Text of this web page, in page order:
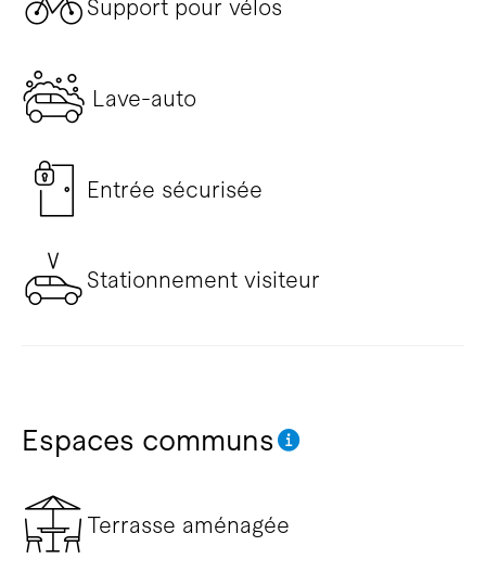
Support pour vélos
Lave-auto
Entrée sécurisée
Stationnement visiteur
Espaces communs
Terrasse aménagée